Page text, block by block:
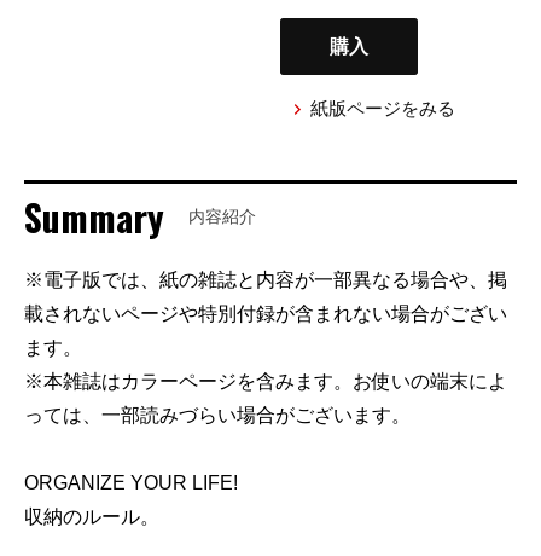
購入
紙版ページをみる
Summary 内容紹介
※電子版では、紙の雑誌と内容が一部異なる場合や、掲
載されないページや特別付録が含まれない場合がござい
ます。
※本雑誌はカラーページを含みます。お使いの端末によ
っては、一部読みづらい場合がございます。
ORGANIZE YOUR LIFE!
収納のルール。